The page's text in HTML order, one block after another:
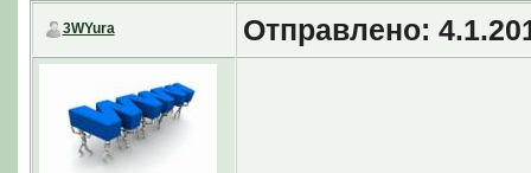
игровые КС
3WYura Отправлено: